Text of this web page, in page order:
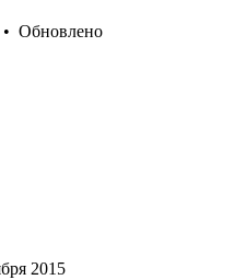
• Обновлено
2015